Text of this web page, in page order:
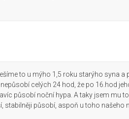
to u mýho 1,5 roku starýho syna a
celých 24 hod, že po 16.hod
působí noční hypa. A taky jsem mu
stabilněji působí, aspoň u toho našeho